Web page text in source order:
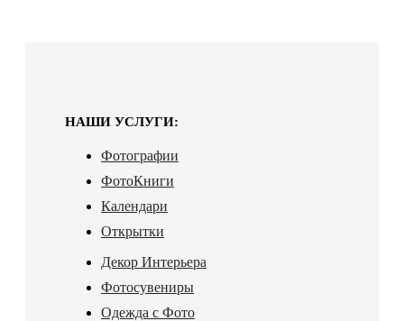
НАШИ УСЛУГИ:
Фотографии
ФотоКниги
Календари
Открытки
Декор Интерьера
Фотосувениры
Одежда с Фото